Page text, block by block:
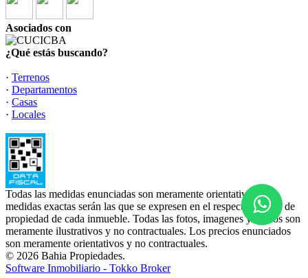
Asociados con
¿Qué estás buscando?
· Terrenos
· Departamentos
· Casas
· Locales
Todas las medidas enunciadas son meramente orientativas, las
medidas exactas serán las que se expresen en el respectivo título de
propiedad de cada inmueble. Todas las fotos, imagenes y videos son
meramente ilustrativos y no contractuales. Los precios enunciados
son meramente orientativos y no contractuales.
© 2026 Bahia Propiedades.
Software Inmobiliario - Tokko Broker